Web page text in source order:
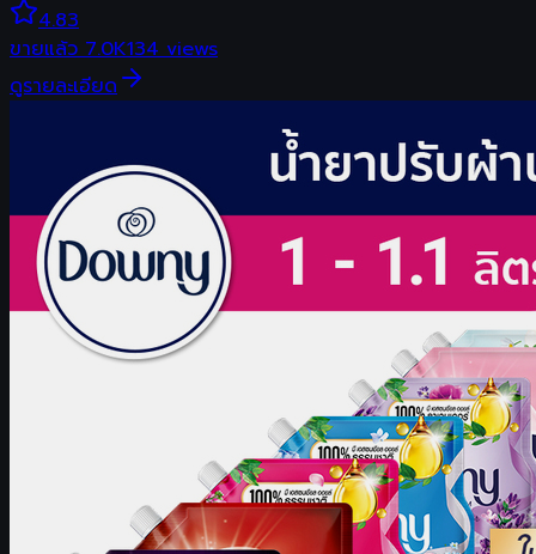
4.83
ขายแล้ว7.0K134views
ดูรายละเอียด